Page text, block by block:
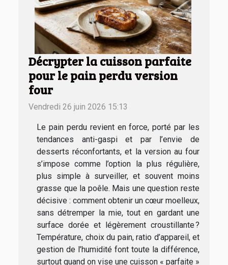
Décrypter la cuisson parfaite
pour le pain perdu version
four
Vendredi 26 juin 2026 15:13
Le pain perdu revient en force, porté par les
tendances anti-gaspi et par l’envie de
desserts réconfortants, et la version au four
s’impose comme l’option la plus régulière,
plus simple à surveiller, et souvent moins
grasse que la poêle. Mais une question reste
décisive : comment obtenir un cœur moelleux,
sans détremper la mie, tout en gardant une
surface dorée et légèrement croustillante ?
Température, choix du pain, ratio d’appareil, et
gestion de l’humidité font toute la différence,
surtout quand on vise une cuisson « parfaite »